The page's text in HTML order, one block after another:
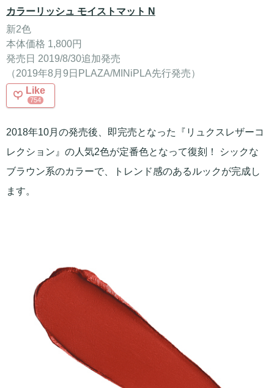
カラーリッシュ モイストマット N
新2色
本体価格 1,800円
発売日 2019/8/30追加発売
（2019年8月9日PLAZA/MINiPLA先行発売）
Like
754
2018年10月の発売後、即完売となった『リュクスレザーコ
レクション』の人気2色が定番色となって復刻！ シックな
ブラウン系のカラーで、トレンド感のあるルックが完成し
ます。